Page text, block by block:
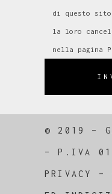
di questo
la loro
nella pagina
© 2019 –
–P.IVA
PRIVACY –